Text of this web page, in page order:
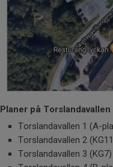
Planer på Torslandavallen
Torslandavallen 1 (A-
Torslandavallen 2
Torslandavallen 3